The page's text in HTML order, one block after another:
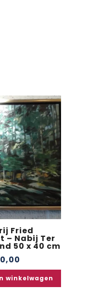
Fried
– Nabij Ter
50 x 40 cm
winkelwagen